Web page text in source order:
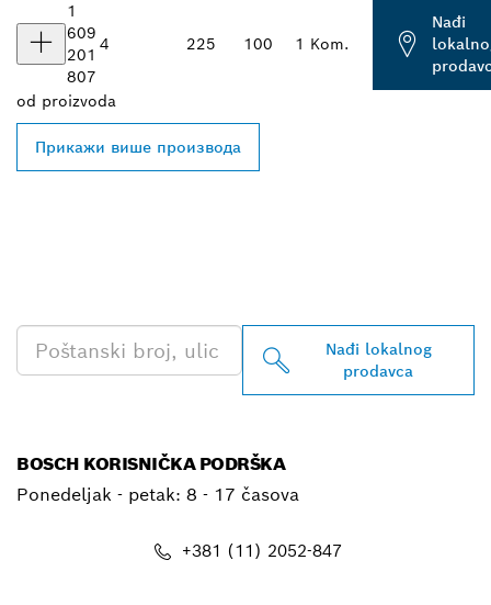
1
609
201
807
4 225 100 1 Kom.
Nađi
od proizvoda
Прикажи више производа
Nađi lokalnog
prodavca
BOSCH KORISNIČKA PODRŠKA
Ponedeljak - petak: 8 - 17 časova
+381 (11) 2052-847